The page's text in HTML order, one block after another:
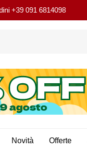
+39 091 6814098
Novità Offerte